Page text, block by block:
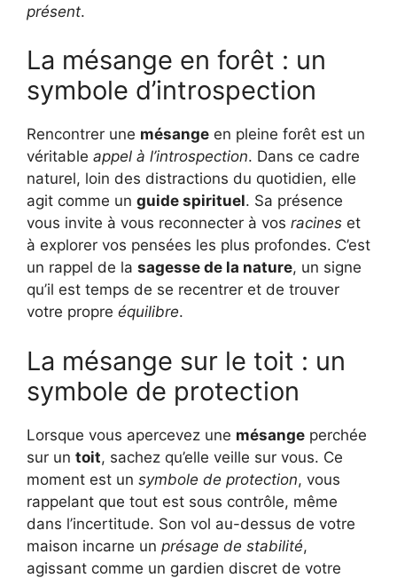
présent.
La mésange en forêt : un
symbole d’introspection
Rencontrer une mésange en pleine forêt est un
véritable appel à l’introspection. Dans ce cadre
naturel, loin des distractions du quotidien, elle
agit comme un guide spirituel. Sa présence
vous invite à vous reconnecter à vos racines et
à explorer vos pensées les plus profondes. C’est
un rappel de la sagesse de la nature, un signe
qu’il est temps de se recentrer et de trouver
votre propre équilibre.
La mésange sur le toit : un
symbole de protection
Lorsque vous apercevez une mésange perchée
sur un toit, sachez qu’elle veille sur vous. Ce
moment est un symbole de protection, vous
rappelant que tout est sous contrôle, même
dans l’incertitude. Son vol au-dessus de votre
maison incarne un présage de stabilité,
agissant comme un gardien discret de votre